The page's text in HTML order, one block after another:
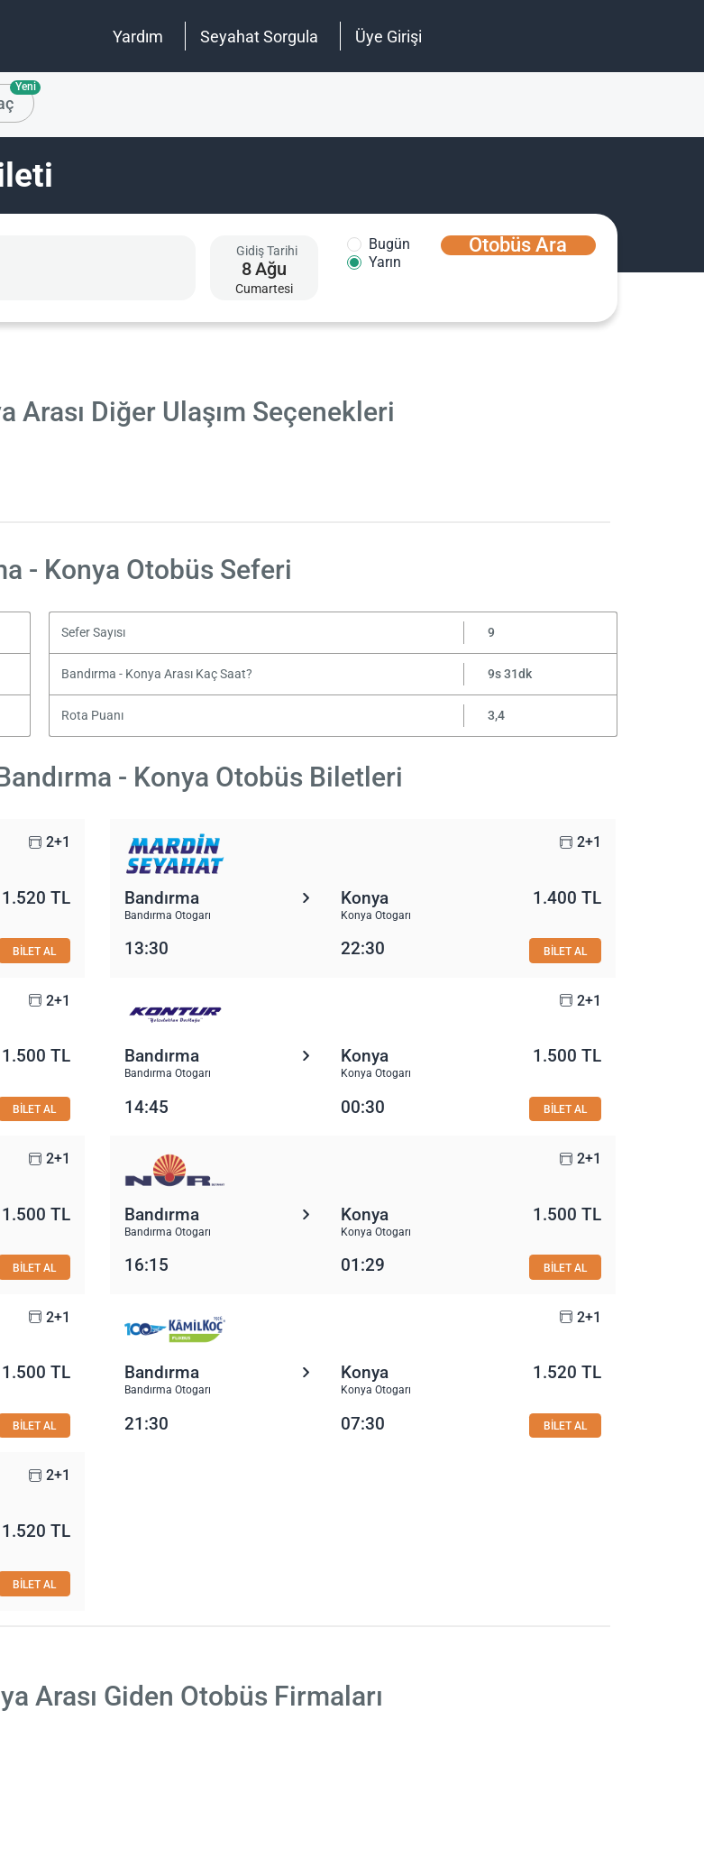
Yardım Seyahat Sorgula Üye Girişi
Yeni
Gidiş Tarihi
8Ağu
Cumartesi
Bugün
Yarın
Otobüs Ara
Arası Diğer Ulaşım Seçenekleri
- Konya Otobüs Seferi
Sefer Sayısı 9
Bandırma - Konya Arası Kaç Saat? 9s 31dk
Rota Puanı 3,4
- Konya Otobüs Biletleri
2+1
1.520 TL
BİLET AL
2+1
Bandırma
Bandırma Otogarı
Konya
Konya Otogarı
1.400 TL
13:30 22:30 BİLET AL
2+1
1.500 TL
BİLET AL
2+1
Bandırma
Bandırma Otogarı
Konya
Konya Otogarı
1.500 TL
14:45 00:30 BİLET AL
2+1
1.500 TL
BİLET AL
2+1
Bandırma
Bandırma Otogarı
Konya
Konya Otogarı
1.500 TL
16:15 01:29 BİLET AL
2+1
1.500 TL
BİLET AL
2+1
Bandırma
Bandırma Otogarı
Konya
Konya Otogarı
1.520 TL
21:30 07:30 BİLET AL
2+1
1.520 TL
BİLET AL
Arası Giden Otobüs Firmaları